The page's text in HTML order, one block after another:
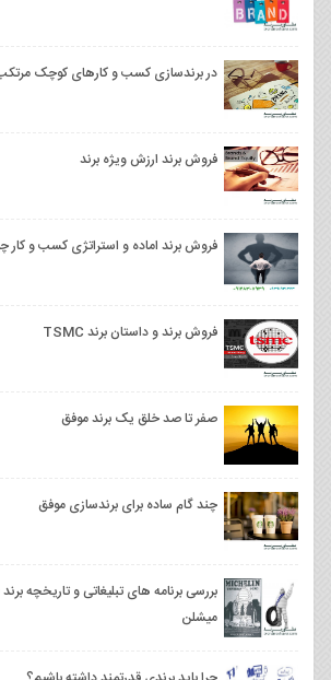
⁣⁣در برندسازی کسب و کارهای کوچک مرتکب این ۷
فروش برند ارزش ویژه برند
فروش برند اماده و استراتژی کسب و
فروش برند و داستان برند TSMC
صفر تا صد خلق یک برند موفق
چند گام ساده برای برندسازی موفق
بررسی برنامه های تبلیغاتی و تاریخچه
میشلن